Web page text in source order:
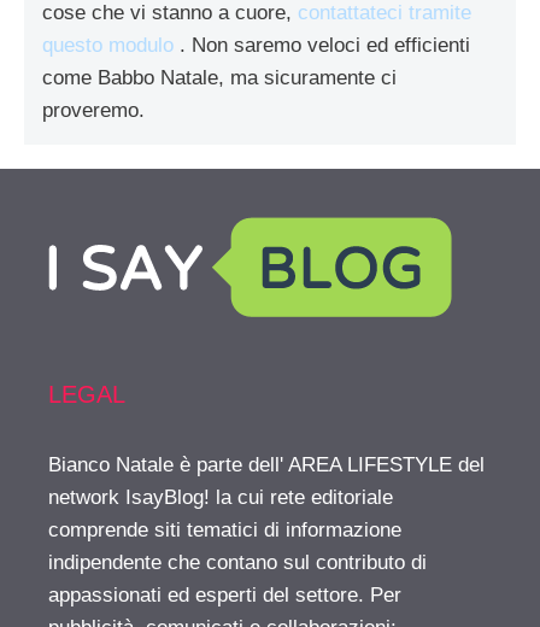
cose che vi stanno a cuore, contattateci tramite
questo modulo . Non saremo veloci ed efficienti
come Babbo Natale, ma sicuramente ci
proveremo.
LEGAL
Bianco Natale è parte dell' AREA LIFESTYLE del
network IsayBlog! la cui rete editoriale
comprende siti tematici di informazione
indipendente che contano sul contributo di
appassionati ed esperti del settore. Per